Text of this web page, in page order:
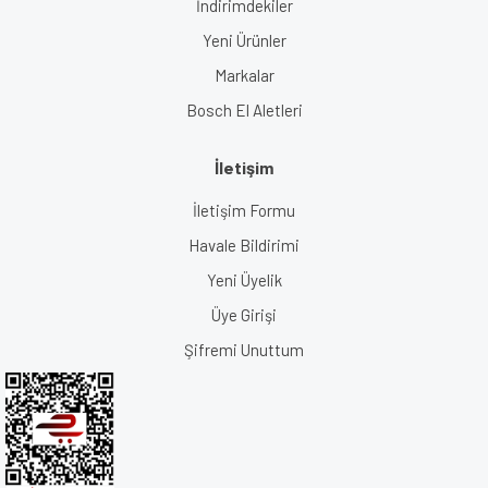
İndirimdekiler
Yeni Ürünler
Markalar
Bosch El Aletleri
İletişim
İletişim Formu
Havale Bildirimi
Yeni Üyelik
Üye Girişi
Şifremi Unuttum